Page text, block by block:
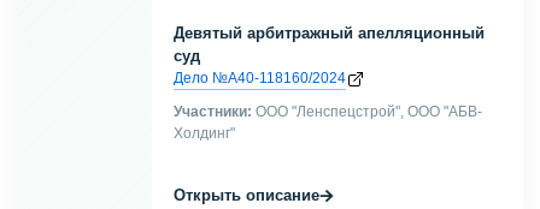
Девятый арбитражный апелляционный
суд
Дело №А40-118160/2024
Участники: ООО "Ленспецстрой", ООО "АБВ-
Холдинг"
Открыть описание→